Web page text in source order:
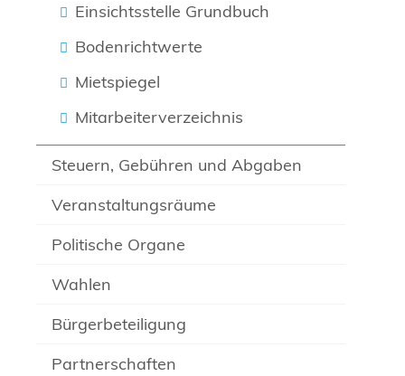
Einsichtsstelle Grundbuch
Bodenrichtwerte
Mietspiegel
Mitarbeiterverzeichnis
Steuern, Gebühren und Abgaben
Veranstaltungsräume
Politische Organe
Wahlen
Bürgerbeteiligung
Partnerschaften